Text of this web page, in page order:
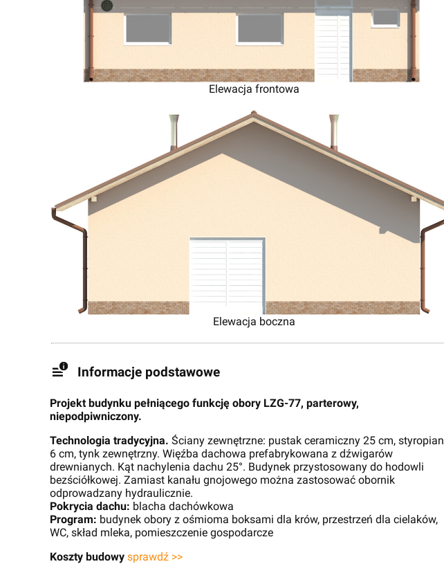
Elewacja frontowa
Elewacja boczna
Informacje podstawowe
Projekt budynku pełniącego funkcję obory LZG-77, parterowy,
niepodpiwniczony.
Technologia tradycyjna. Ściany zewnętrzne: pustak ceramiczny 25 cm, styropian
6 cm, tynk zewnętrzny. Więźba dachowa prefabrykowana z dźwigarów
drewnianych. Kąt nachylenia dachu 25°. Budynek przystosowany do hodowli
bezściółkowej. Zamiast kanału gnojowego można zastosować obornik
odprowadzany hydraulicznie.
Pokrycia dachu: blacha dachówkowa
Program: budynek obory z ośmioma boksami dla krów, przestrzeń dla cielaków,
WC, skład mleka, pomieszczenie gospodarcze
Koszty budowy sprawdź >>